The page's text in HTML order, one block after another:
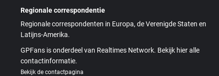
Regionale correspondentie
Regionale correspondenten in Europa, de Verenigde Staten en
Latijns-Amerika.
GPFans is onderdeel van Realtimes Network. Bekijk hier alle
contactinformatie.
Bekijk de contactpagina